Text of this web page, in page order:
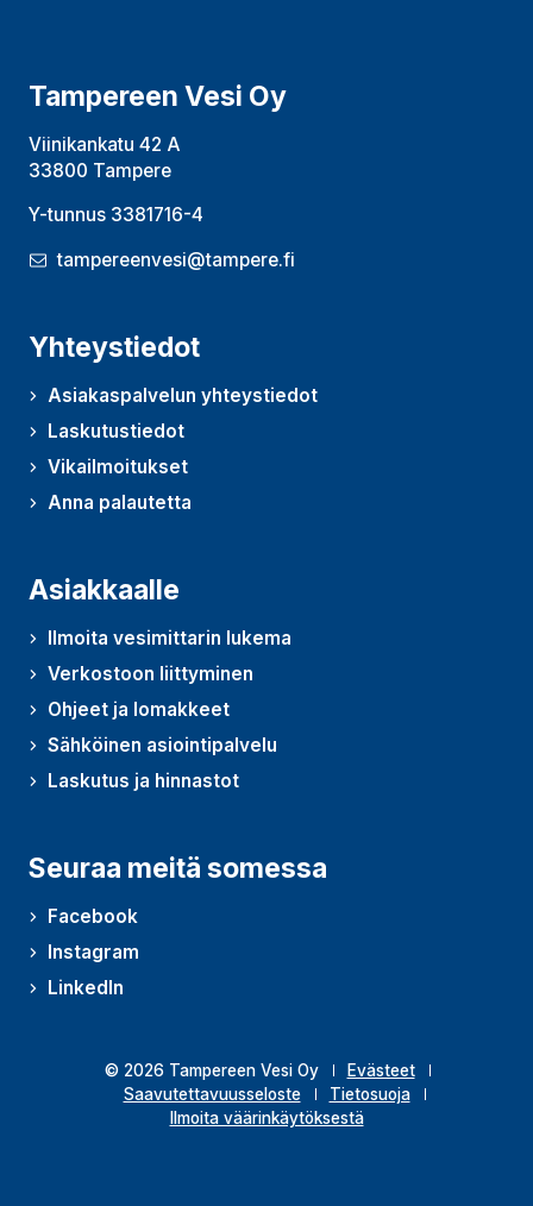
Tampereen Vesi Oy
Viinikankatu 42 A
33800 Tampere
Y-tunnus 3381716-4
tampereenvesi@tampere.fi
Yhteystiedot
Asiakaspalvelun yhteystiedot
Laskutustiedot
Vikailmoitukset
Anna palautetta
(Avautuu uudessa ikkunassa)
Asiakkaalle
Ilmoita vesimittarin lukema
Verkostoon liittyminen
Ohjeet ja lomakkeet
Sähköinen asiointipalvelu
Laskutus ja hinnastot
Seuraa meitä somessa
Facebook
Instagram
LinkedIn
© 2026 Tampereen Vesi Oy
Evästeet
Saavutettavuusseloste
Tietosuoja
Ilmoita väärinkäytöksestä